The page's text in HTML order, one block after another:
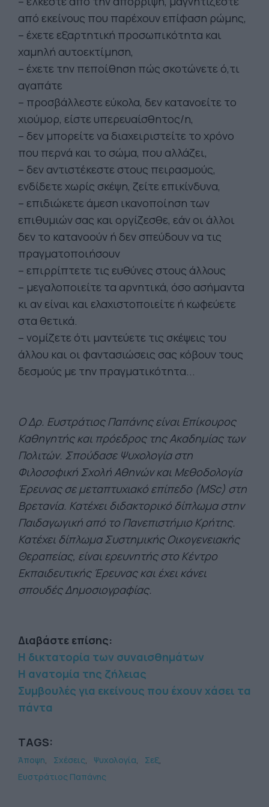
από εκείνους που παρέχουν επίφαση ρώμης,
– έχετε εξαρτητική προσωπικότητα και
χαμηλή αυτοεκτίμηση,
– έχετε την πεποίθηση πώς σκοτώνετε ό,τι
αγαπάτε
– προσβάλλεστε εύκολα, δεν κατανοείτε το
χιούμορ, είστε υπερευαίσθητος/η,
– δεν μπορείτε να διαχειριστείτε το χρόνο
που περνά και το σώμα, που αλλάζει,
– δεν αντιστέκεστε στους πειρασμούς,
ενδίδετε χωρίς σκέψη, ζείτε επικίνδυνα,
– επιδιώκετε άμεση ικανοποίηση των
επιθυμιών σας και οργίζεσθε, εάν οι άλλοι
δεν το κατανοούν ή δεν σπεύδουν να τις
πραγματοποιήσουν
– επιρρίπτετε τις ευθύνες στους άλλους
– μεγαλοποιείτε τα αρνητικά, όσο ασήμαντα
κι αν είναι και ελαχιστοποιείτε ή κωφεύετε
στα θετικά.
– νομίζετε ότι μαντεύετε τις σκέψεις του
άλλου και οι φαντασιώσεις σας κόβουν τους
δεσμούς με την πραγματικότητα...
Ο Δρ. Ευστράτιος Παπάνης είναι Επίκουρος
Καθηγητής και πρόεδρος της Ακαδημίας των
Πολιτών. Σπούδασε Ψυχολογία στη
Φιλοσοφική Σχολή Αθηνών και Μεθοδολογία
Έρευνας σε μεταπτυχιακό επίπεδο (ΜSc) στη
Βρετανία. Κατέχει διδακτορικό δίπλωμα στην
Παιδαγωγική από το Πανεπιστήμιο Κρήτης.
Κατέχει δίπλωμα Συστημικής Οικογενειακής
Θεραπείας, είναι ερευνητής στο Κέντρο
Εκπαιδευτικής Έρευνας και έχει κάνει
σπουδές Δημοσιογραφίας.
Διαβάστε επίσης:
Η δικτατορία των συναισθημάτων
Η ανατομία της ζήλειας
Συμβουλές για εκείνους που έχουν χάσει τα
πάντα
TAGS:
Άποψη Σχέσεις Ψυχολογία
Σεξ
Ευστράτιος Παπάνης